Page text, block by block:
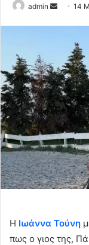
admin
Send14
Η Ιωάννα Τούνη
πως ο γιος της,